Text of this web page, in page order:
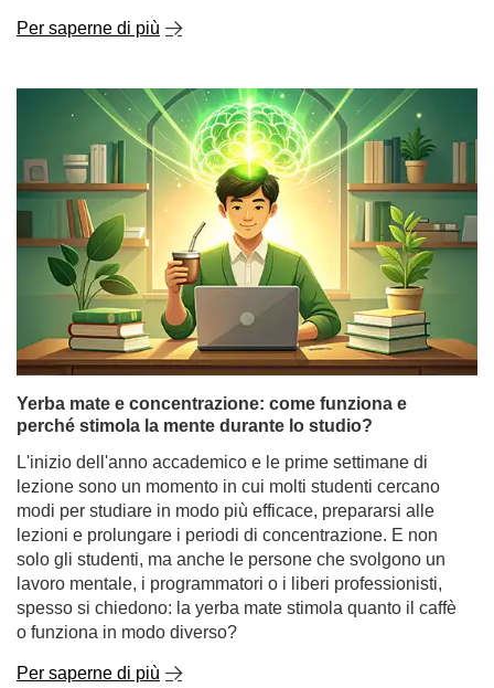
Yerba mate e concentrazione: come funziona e
perché stimola la mente durante lo studio?
L'inizio dell'anno accademico e le prime settimane di
lezione sono un momento in cui molti studenti cercano
modi per studiare in modo più efficace, prepararsi alle
lezioni e prolungare i periodi di concentrazione. E non
lavoro mentale, i programmatori o i liberi professionisti,
spesso si chiedono: la yerba mate stimola quanto il caffè
o funziona in modo diverso?
Per saperne di più